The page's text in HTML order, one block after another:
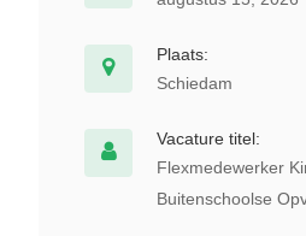
Plaats:
Schiedam
Vacature titel:
Flexmedewerker
Buitenschoolse